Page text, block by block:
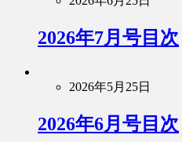
2026年7月号目次
2026年5月25日
2026年6月号目次